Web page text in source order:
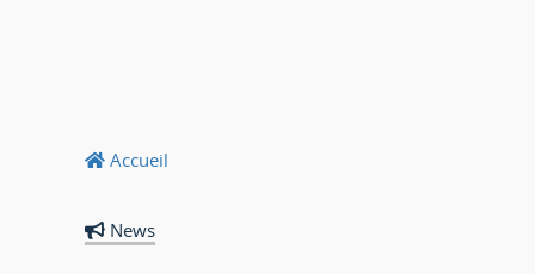
Accueil
News